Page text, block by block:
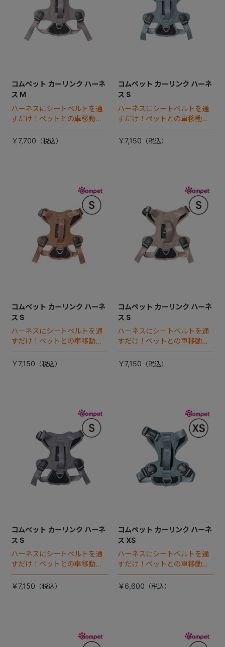
コムペット カーリンク ハーネ
ス M
ハーネスにシートベルトを通
すだけ！ペットとの車移動を
カンタン・快適にする『カー
リンクハーネス』 登場。
￥7,700
コムペット カーリンク ハーネ
ス S
ハーネスにシートベルトを通
すだけ！ペットとの車移動を
カンタン・快適にする『カー
リンクハーネス』 登場。
￥7,150
コムペット カーリンク ハーネ
ス S
ハーネスにシートベルトを通
すだけ！ペットとの車移動を
カンタン・快適にする『カー
リンクハーネス』 登場。
￥7,150
コムペット カーリンク ハーネ
ス S
ハーネスにシートベルトを通
すだけ！ペットとの車移動を
カンタン・快適にする『カー
リンクハーネス』 登場。
￥7,150
コムペット カーリンク ハーネ
ス S
ハーネスにシートベルトを通
すだけ！ペットとの車移動を
カンタン・快適にする『カー
リンクハーネス』 登場。
￥7,150
コムペット カーリンク ハーネ
ス XS
ハーネスにシートベルトを通
すだけ！ペットとの車移動を
カンタン・快適にする『カー
リンクハーネス』 登場。
￥6,600